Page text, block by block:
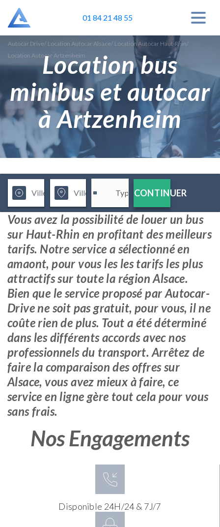
01 84 21 48 55
Autocar Drive/ Location Autocar Alsace/ Location Autocar Haut-Rhin/
Location Autocar Artzenheim
Location bus
minibus et autocar
à Artzenheim
CONTINUER
Vous avez la possibilité de louer un bus
sur Haut-Rhin en profitant des meilleurs
tarifs. Notre service a sélectionné en
amaont, pour vous les les tarifs les plus
attractifs sur toute la région Alsace.
Bien que le service proposé par Autocar-
Drive ne soit pas gratuit, pour vous, il ne
coûte rien de plus. Tout a été déterminé
dans les différents accords avec nos
professionnels du transport. Arrêtez de
faire la comparaison des offres sur
Alsace, vous avez mieux à faire, ce
service en ligne gère tout cela pour vous
sans frais.
Nos Engagements
Disponible 24H/24 & 7J/7